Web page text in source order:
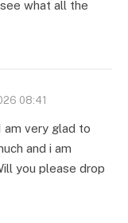
what all the
08:41
am very glad to
and i am
you please drop